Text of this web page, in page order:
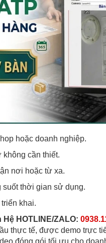
hoặc doanh nghiệp.
cần thiết.
nơi hoặc từ xa.
suốt thời gian sử dụng.
khai.
Hệ HOTLINE/ZALO:
thực tế, được demo trực
đóng gói tối ưu cho